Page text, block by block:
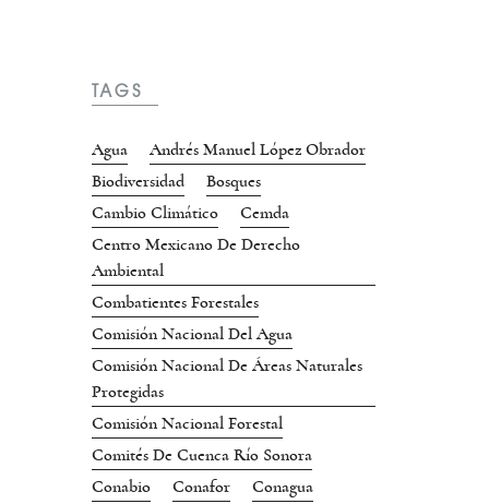
TAGS
Agua
Andrés Manuel López Obrador
Biodiversidad
Bosques
Cambio Climático
Cemda
Centro Mexicano De Derecho
Ambiental
Combatientes Forestales
Comisión Nacional Del Agua
Comisión Nacional De Áreas Naturales
Protegidas
Comisión Nacional Forestal
Comités De Cuenca Río Sonora
Conabio
Conafor
Conagua